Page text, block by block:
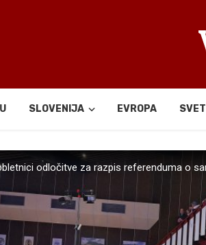
SLOVENIJA EVROPA SVET
odločitve za razpis referenduma o